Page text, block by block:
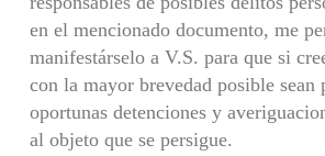
en el mencionado documento, me
manifestárselo a V.S. para que si
con la mayor brevedad posible sean
oportunas detenciones y
al objeto que se persigue.